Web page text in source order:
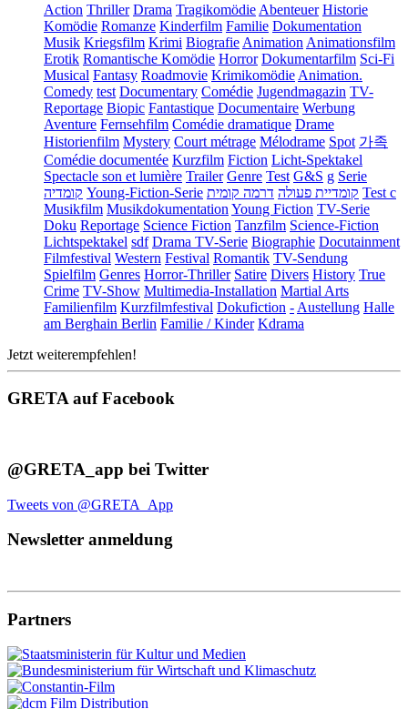
Action Thriller Drama Tragikomödie Abenteuer Historie
Komödie Romanze Kinderfilm Familie Dokumentation
Musik Kriegsfilm Krimi Biografie Animation Animationsfilm
Erotik Romantische Komödie Horror Dokumentarfilm Sci-Fi
Musical Fantasy Roadmovie Krimikomödie Animation.
Comedy test Documentary Comédie Jugendmagazin TV-
Reportage Biopic Fantastique Documentaire Werbung
Aventure Fernsehfilm Comédie dramatique Drame
Historienfilm Mystery Court métrage Mélodrame Spot 가족
Comédie documentée Kurzfilm Fiction Licht-Spektakel
Spectacle son et lumière Trailer Genre Test G&S g Serie
קומדיה Young-Fiction-Serie קומדיית פעולה דרמה קומית
Test c
Musikfilm Musikdokumentation Young Fiction TV-Serie
Doku Reportage Science Fiction Tanzfilm Science-Fiction
Lichtspektakel sdf Drama TV-Serie Biographie Docutainment
Filmfestival Western Festival Romantik TV-Sendung
Spielfilm Genres Horror-Thriller Satire Divers History True
Crime TV-Show Multimedia-Installation Martial Arts
Familienfilm Kurzfilmfestival Dokufiction - Austellung Halle
am Berghain Berlin Familie / Kinder Kdrama
Jetzt weiterempfehlen!
GRETA auf Facebook
@GRETA_app bei Twitter
Tweets von @GRETA_App
Newsletter anmeldung
Partners